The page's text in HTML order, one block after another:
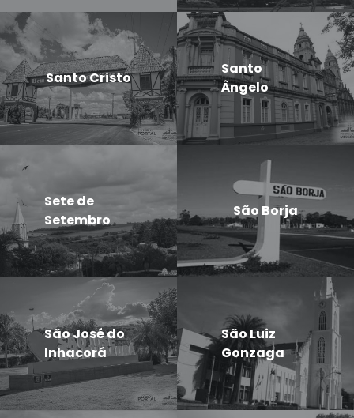
Santo Cristo
Santo
Ângelo
Sete de
Setembro
São Borja
São José do
Inhacorá
São Luiz
Gonzaga